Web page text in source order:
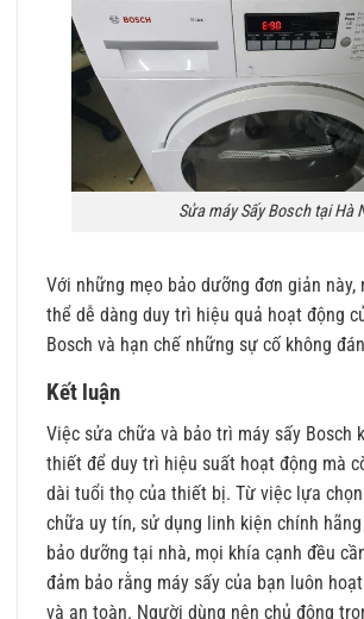
Sửa máy Sấy Bosch tại Hà
Với những mẹo bảo dưỡng đơn giản này,
thể dễ dàng duy trì hiệu quả hoạt động
Bosch và hạn chế những sự cố không
Kết luận
Việc sửa chữa và bảo trì máy sấy Bosch
thiết để duy trì hiệu suất hoạt động mà
dài tuổi thọ của thiết bị. Từ việc lựa
chữa uy tín, sử dụng linh kiện chính
bảo dưỡng tại nhà, mọi khía cạnh đều
đảm bảo rằng máy sấy của bạn luôn
và an toàn. Người dùng nên chủ động